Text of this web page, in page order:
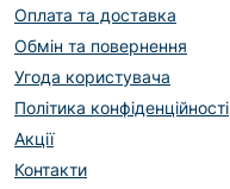
Оплата та доставка
Обмін та повернення
Угода користувача
Політика конфіденційності
Акції
Контакти